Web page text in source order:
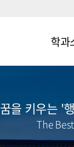
학과
메뉴1-2
꿈을 키우는 '
The